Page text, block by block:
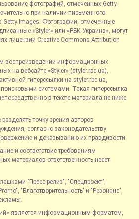
фотографий, отмеченных Getty
при наличии письменного
Getty Images. Фотографии, отмеченные
«Styler» или «РБК-Украина», могут
лицензии Creative Commons Attribution
воспроизведении информационных
на вебсайте «Styler» (styler.rbc.ua),
гиперссылки на styler.rbc.ua,
системами. Такая гиперссылка
в тексте материала не ниже
точку зрения авторов
согласно законодательству
и доказыванию их правдивости.
и соответствие требованиям
материалов ответственность несет
"Пресс-релиз", "Спецпроект",
"Благотворительность" и "Резонанс",
является информационным форматом,